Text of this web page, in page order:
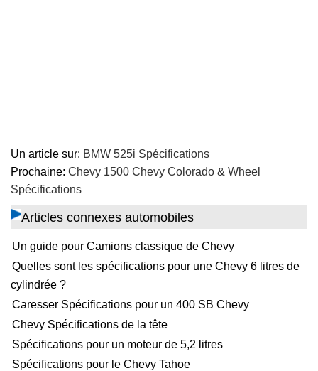
Un article sur: BMW 525i Spécifications
Prochaine: Chevy 1500 Chevy Colorado & Wheel
Spécifications
Articles connexes automobiles
Un guide pour Camions classique de Chevy
Quelles sont les spécifications pour une Chevy 6 litres de
cylindrée ?
Caresser Spécifications pour un 400 SB Chevy
Chevy Spécifications de la tête
Spécifications pour un moteur de 5,2 litres
Spécifications pour le Chevy Tahoe